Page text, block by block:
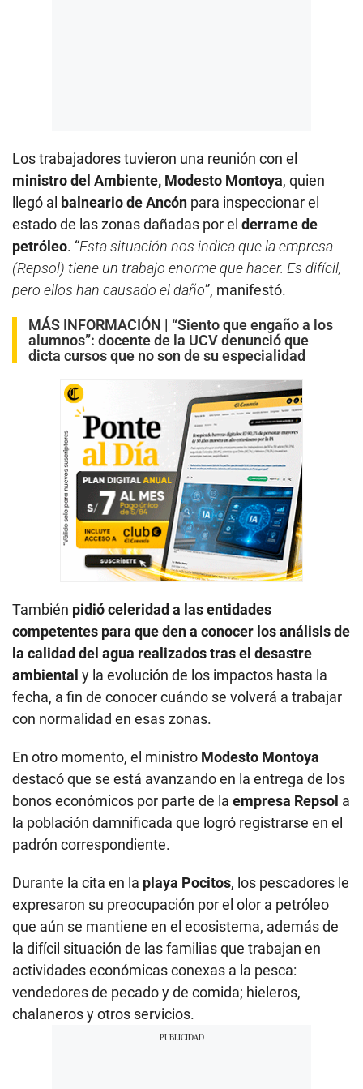
Los trabajadores tuvieron una reunión con el
ministro del Ambiente, Modesto Montoya, quien
llegó al balneario de Ancón para inspeccionar el
estado de las zonas dañadas por el derrame de
petróleo. “Esta situación nos indica que la empresa
(Repsol) tiene un trabajo enorme que hacer. Es difícil,
pero ellos han causado el daño”, manifestó.
MÁS INFORMACIÓN | “Siento que engaño a los
alumnos”: docente de la UCV denunció que
dicta cursos que no son de su especialidad
También pidió celeridad a las entidades
competentes para que den a conocer los análisis de
la calidad del agua realizados tras el desastre
ambiental y la evolución de los impactos hasta la
fecha, a fin de conocer cuándo se volverá a trabajar
con normalidad en esas zonas.
En otro momento, el ministro Modesto Montoya
destacó que se está avanzando en la entrega de los
bonos económicos por parte de la empresa Repsol a
la población damnificada que logró registrarse en el
padrón correspondiente.
Durante la cita en la playa Pocitos, los pescadores le
expresaron su preocupación por el olor a petróleo
que aún se mantiene en el ecosistema, además de
la difícil situación de las familias que trabajan en
actividades económicas conexas a la pesca:
vendedores de pecado y de comida; hieleros,
chalaneros y otros servicios.